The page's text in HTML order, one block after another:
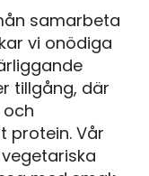
samarbeta
vi onödiga
tillgång, där
protein. Vår